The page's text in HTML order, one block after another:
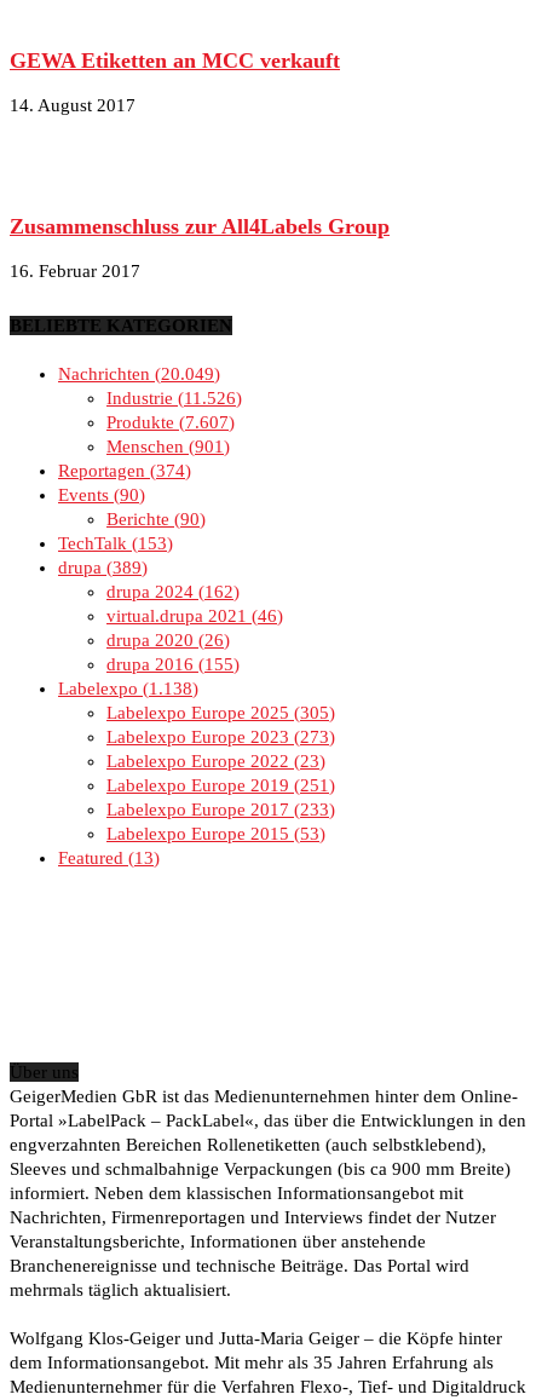
GEWA Etiketten an MCC verkauft
14. August 2017
Zusammenschluss zur All4Labels Group
16. Februar 2017
BELIEBTE KATEGORIEN
Nachrichten
20.049
Industrie
11.526
Produkte
7.607
Menschen
901
Reportagen
374
Events 90
Berichte
90
TechTalk
153
drupa
389
drupa 2024
162
virtual.drupa 2021
46
drupa 2020
26
drupa 2016
155
Labelexpo
1.138
Labelexpo Europe 2025
305
Labelexpo Europe 2023
273
Labelexpo Europe 2022
23
Labelexpo Europe 2019
251
Labelexpo Europe 2017
233
Labelexpo Europe 2015
53
Featured
13
Über uns
GeigerMedien GbR ist das Medienunternehmen hinter dem Online-
Portal »LabelPack – PackLabel«, das über die Entwicklungen in den
engverzahnten Bereichen Rollenetiketten (auch selbstklebend),
Sleeves und schmalbahnige Verpackungen (bis ca 900 mm Breite)
informiert. Neben dem klassischen Informationsangebot mit
Nachrichten, Firmenreportagen und Interviews findet der Nutzer
Veranstaltungsberichte, Informationen über anstehende
Branchenereignisse und technische Beiträge. Das Portal wird
mehrmals täglich aktualisiert.
Wolfgang Klos-Geiger und Jutta-Maria Geiger – die Köpfe hinter
dem Informationsangebot. Mit mehr als 35 Jahren Erfahrung als
Medienunternehmer für die Verfahren Flexo-, Tief- und Digitaldruck